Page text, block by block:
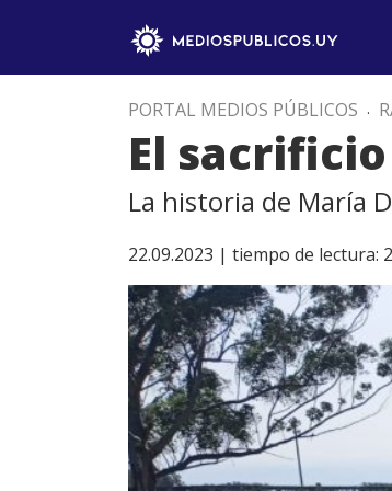
PORTAL MEDIOS PÚBLICOS .
El
La historia de María
22.09.2023 | tiempo de lectura: 2